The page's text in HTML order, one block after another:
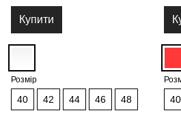
Купити
Розмір
40 42 44 46 48 40